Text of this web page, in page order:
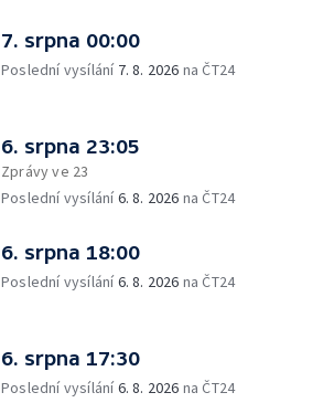
7. srpna 00:00
Poslední vysílání 7. 8. 2026 na ČT24
6. srpna 23:05
Zprávy ve 23
Poslední vysílání6. 8. 2026 na ČT24
6. srpna 18:00
Poslední vysílání6. 8. 2026 na ČT24
6. srpna 17:30
Poslední vysílání6. 8. 2026 na ČT24